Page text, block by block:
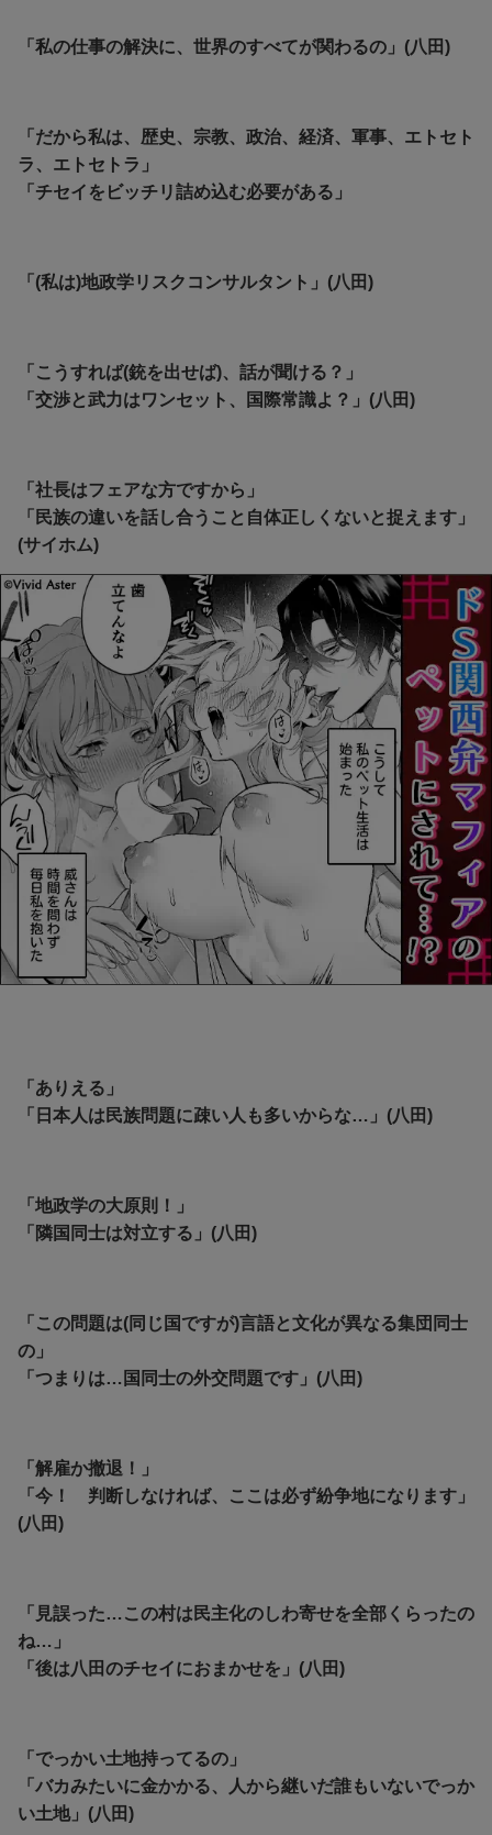
「私の仕事の解決に、世界のすべてが関わるの」(八田)
「だから私は、歴史、宗教、政治、経済、軍事、エトセト
ラ、エトセトラ」
「チセイをビッチリ詰め込む必要がある」
「(私は)地政学リスクコンサルタント」(八田)
「こうすれば(銃を出せば)、話が聞ける？」
「交渉と武力はワンセット、国際常識よ？」(八田)
「社長はフェアな方ですから」
「民族の違いを話し合うこと自体正しくないと捉えます」
(サイホム)
「ありえる」
「日本人は民族問題に疎い人も多いからな…」(八田)
「地政学の大原則！」
「隣国同士は対立する」(八田)
「この問題は(同じ国ですが)言語と文化が異なる集団同士
の」
「つまりは…国同士の外交問題です」(八田)
「解雇か撤退！」
「今！ 判断しなければ、ここは必ず紛争地になります」
(八田)
「見誤った…この村は民主化のしわ寄せを全部くらったの
ね…」
「後は八田のチセイにおまかせを」(八田)
「でっかい土地持ってるの」
「バカみたいに金かかる、人から継いだ誰もいないでっか
い土地」(八田)